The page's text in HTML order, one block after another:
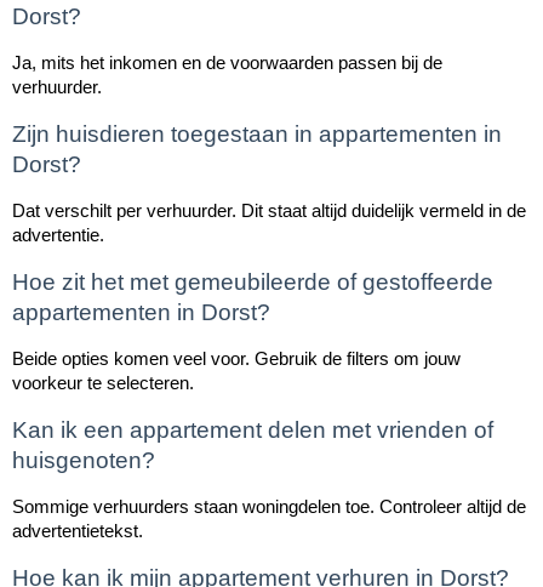
Dorst?
Ja, mits het inkomen en de voorwaarden passen bij de
verhuurder.
Zijn huisdieren toegestaan in appartementen in
Dorst?
Dat verschilt per verhuurder. Dit staat altijd duidelijk vermeld in de
advertentie.
Hoe zit het met gemeubileerde of gestoffeerde
appartementen in Dorst?
Beide opties komen veel voor. Gebruik de filters om jouw
voorkeur te selecteren.
Kan ik een appartement delen met vrienden of
huisgenoten?
Sommige verhuurders staan woningdelen toe. Controleer altijd de
advertentietekst.
Hoe kan ik mijn appartement verhuren in Dorst?